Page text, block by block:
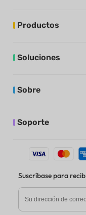
Productos
Soluciones
Sobre
Soporte
Suscríbase para